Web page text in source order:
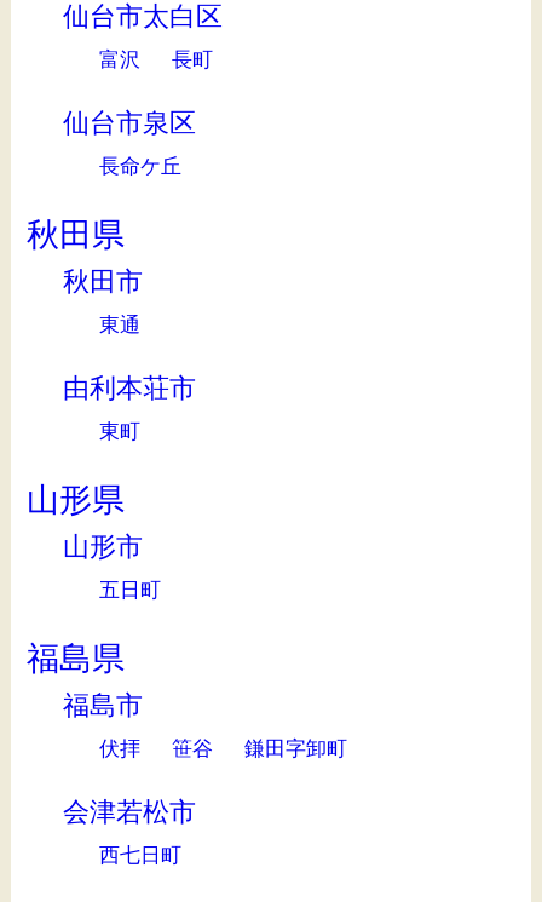
仙台市太白区
富沢 長町
仙台市泉区
長命ケ丘
秋田県
秋田市
東通
由利本荘市
東町
山形県
山形市
五日町
福島県
福島市
伏拝 笹谷 鎌田字卸町
会津若松市
西七日町